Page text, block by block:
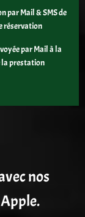
par Mail & SMS de
réservation
par Mail à la
la prestation
nos